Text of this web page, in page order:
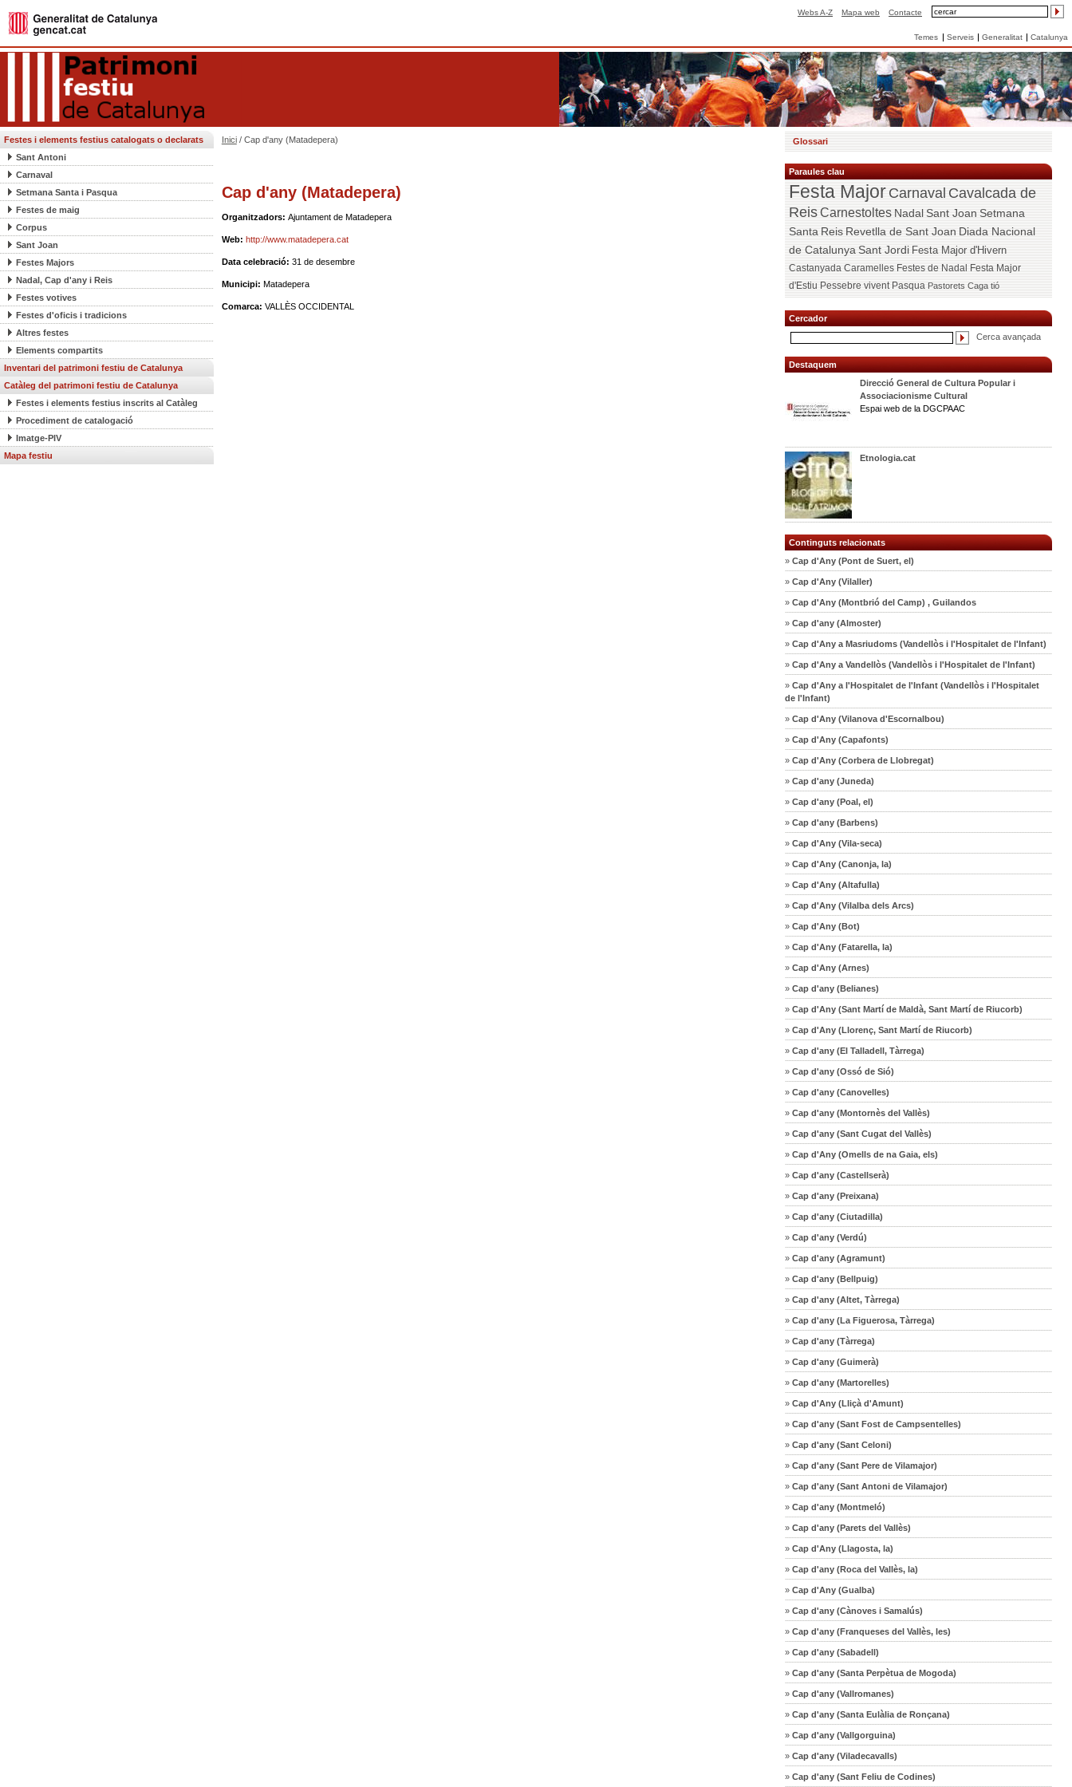
Webs A-Z Mapa web Contacte
Temes Serveis Generalitat Catalunya
Festes i elements festius catalogats o declarats
Sant Antoni
Carnaval
Setmana Santa i Pasqua
Festes de maig
Corpus
Sant Joan
Festes Majors
Nadal, Cap d'any i Reis
Festes votives
Festes d'oficis i tradicions
Altres festes
Elements compartits
Inventari del patrimoni festiu de Catalunya
Catàleg del patrimoni festiu de Catalunya
Festes i elements festius inscrits al Catàleg
Procediment de catalogació
Imatge-PIV
Mapa festiu
Inici/ Cap d'any (Matadepera)
Cap d'any (Matadepera)
Organitzadors: Ajuntament de Matadepera
Web: http://www.matadepera.cat
Data celebració: 31 de desembre
Municipi: Matadepera
Comarca: VALLÈS OCCIDENTAL
Glossari
Paraules clau
Festa MajorCarnavalCavalcada de
ReisCarnestoltesNadalSant JoanSetmana
SantaReisRevetlla de Sant JoanDiada Nacional
de CatalunyaSant Jordi Festa Major d'Hivern
Castanyada Caramelles Festes de Nadal Festa Major
d'Estiu Pessebre vivent Pasqua Pastorets Caga tió
Cercador
Cerca avançada
Destaquem
Direcció General de Cultura Popular i
Associacionisme Cultural
Espai web de la DGCPAAC
Etnologia.cat
Continguts relacionats
» Cap d'Any (Pont de Suert, el)
» Cap d'Any (Vilaller)
» Cap d'Any (Montbrió del Camp) , Guilandos
» Cap d'any (Almoster)
» Cap d'Any a Masriudoms (Vandellòs i l'Hospitalet de l'Infant)
» Cap d'Any a Vandellòs (Vandellòs i l'Hospitalet de l'Infant)
» Cap d'Any a l'Hospitalet de l'Infant (Vandellòs i l'Hospitalet
de l'Infant)
» Cap d'Any (Vilanova d'Escornalbou)
» Cap d'Any (Capafonts)
» Cap d'Any (Corbera de Llobregat)
» Cap d'any (Juneda)
» Cap d'any (Poal, el)
» Cap d'any (Barbens)
» Cap d'Any (Vila-seca)
» Cap d'Any (Canonja, la)
» Cap d'Any (Altafulla)
» Cap d'Any (Vilalba dels Arcs)
» Cap d'Any (Bot)
» Cap d'Any (Fatarella, la)
» Cap d'Any (Arnes)
» Cap d'any (Belianes)
» Cap d'Any (Sant Martí de Maldà, Sant Martí de Riucorb)
» Cap d'Any (Llorenç, Sant Martí de Riucorb)
» Cap d'any (El Talladell, Tàrrega)
» Cap d'any (Ossó de Sió)
» Cap d'any (Canovelles)
» Cap d'any (Montornès del Vallès)
» Cap d'any (Sant Cugat del Vallès)
» Cap d'Any (Omells de na Gaia, els)
» Cap d'any (Castellserà)
» Cap d'any (Preixana)
» Cap d'any (Ciutadilla)
» Cap d'any (Verdú)
» Cap d'any (Agramunt)
» Cap d'any (Bellpuig)
» Cap d'any (Altet, Tàrrega)
» Cap d'any (La Figuerosa, Tàrrega)
» Cap d'any (Tàrrega)
» Cap d'any (Guimerà)
» Cap d'any (Martorelles)
» Cap d'Any (Lliçà d'Amunt)
» Cap d'any (Sant Fost de Campsentelles)
» Cap d'any (Sant Celoni)
» Cap d'any (Sant Pere de Vilamajor)
» Cap d'any (Sant Antoni de Vilamajor)
» Cap d'any (Montmeló)
» Cap d'any (Parets del Vallès)
» Cap d'Any (Llagosta, la)
» Cap d'any (Roca del Vallès, la)
» Cap d'Any (Gualba)
» Cap d'any (Cànoves i Samalús)
» Cap d'any (Franqueses del Vallès, les)
» Cap d'any (Sabadell)
» Cap d'any (Santa Perpètua de Mogoda)
» Cap d'any (Vallromanes)
» Cap d'any (Santa Eulàlia de Ronçana)
» Cap d'any (Vallgorguina)
» Cap d'any (Viladecavalls)
» Cap d'any (Sant Feliu de Codines)